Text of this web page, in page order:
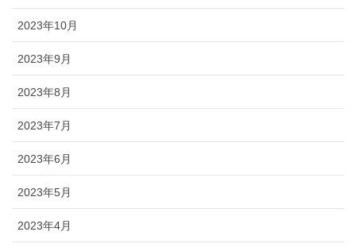
2023年10月
2023年9月
2023年8月
2023年7月
2023年6月
2023年5月
2023年4月